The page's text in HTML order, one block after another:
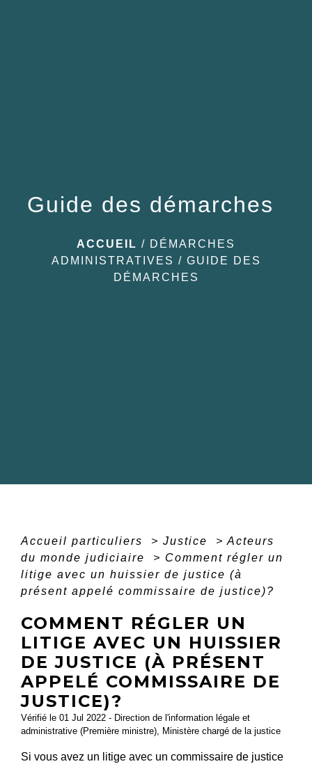
Guide des démarches
ACCUEIL / DÉMARCHES
ADMINISTRATIVES / GUIDE DES
DÉMARCHES
Accueil particuliers > Justice > Acteurs
du monde judiciaire
> Comment régler un
litige avec un huissier de justice (à
présent appelé commissaire de justice)?
COMMENT RÉGLER UN
LITIGE AVEC UN HUISSIER
DE JUSTICE (À PRÉSENT
APPELÉ COMMISSAIRE DE
JUSTICE)?
Vérifié le 01 Jul 2022 - Direction de l'information légale et
administrative (Première ministre), Ministère chargé de la justice
Si vous avez un litige avec un commissaire de justice